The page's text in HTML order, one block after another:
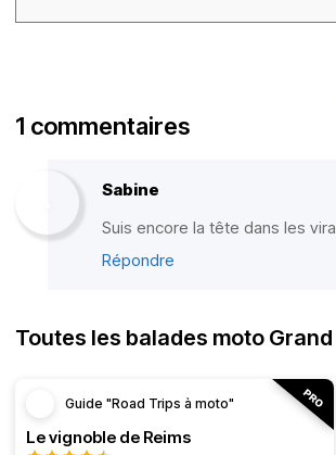
1 commentaires
Sabine
Suis encore la tête dans les
Répondre
Toutes les balades moto Grand
Guide "Road Trips à moto"
Le vignoble de Reims